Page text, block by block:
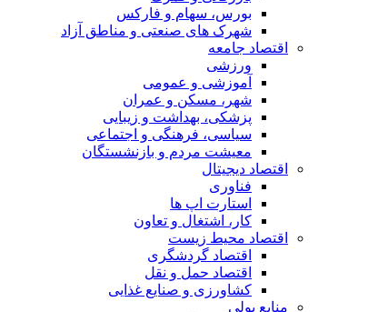
بورس، سهام و فارکس
شهرک های صنعتی و مناطق آزاد
اقتصاد جامعه
ورزشی
آموزشی و عمومی
شهر، مسکن و عمران
پزشکی، بهداشت و زیبایی
سیاسی، فرهنگی و اجتماعی
معیشت مردم و بازنشستگان
اقتصاد دیجیتال
فناوری
استارت اپ ها
کار، اشتغال و تعاون
اقتصاد محیط زیست
اقتصاد گردشگری
اقتصاد حمل و نقل
کشاورزی و صنایع غذایی
منابع پولی